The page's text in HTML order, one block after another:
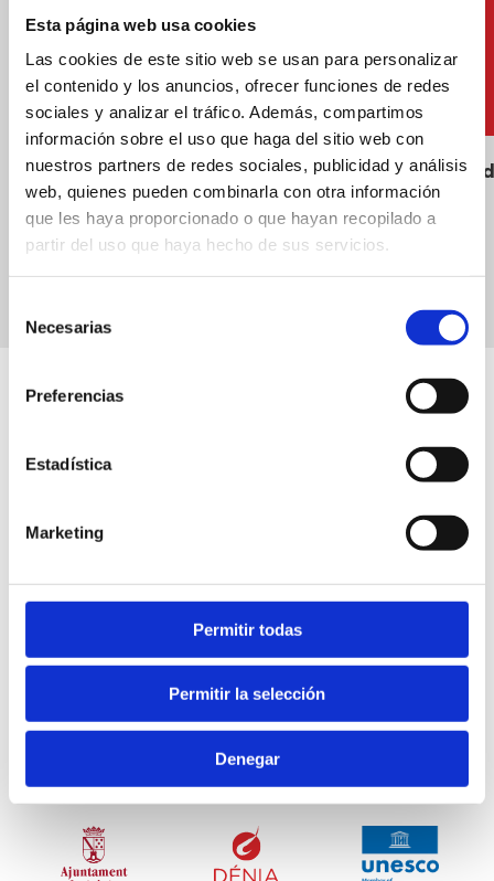
Esta página web usa cookies
Las cookies de este sitio web se usan para personalizar
el contenido y los anuncios, ofrecer funciones de redes
sociales y analizar el tráfico. Además, compartimos
información sobre el uso que haga del sitio web con
nuestros partners de redes sociales, publicidad y análisis
web, quienes pueden combinarla con otra información
que les haya proporcionado o que hayan recopilado a
partir del uso que haya hecho de sus servicios.
Necesarias
Preferencias
Estadística
Marketing
Permitir todas
Permitir la selección
Denegar
Poubelles
Conseil municipal de Dénia
Zone touristique
Plaza Oculista Buigues, 9. 03700 Dénia
T. 96 642 23 67
denia@touristinfo.net